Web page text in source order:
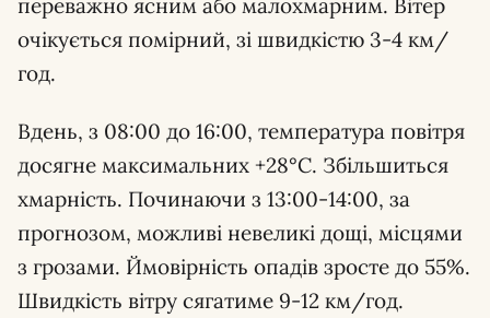
переважно ясним або малохмарним. Вітер
очікується помірний, зі швидкістю 3-4 км/
год.
Вдень, з 08:00 до 16:00, температура повітря
досягне максимальних +28°С. Збільшиться
хмарність. Починаючи з 13:00-14:00, за
прогнозом, можливі невеликі дощі, місцями
з грозами. Ймовірність опадів зросте до 55%.
Швидкість вітру сягатиме 9-12 км/год.